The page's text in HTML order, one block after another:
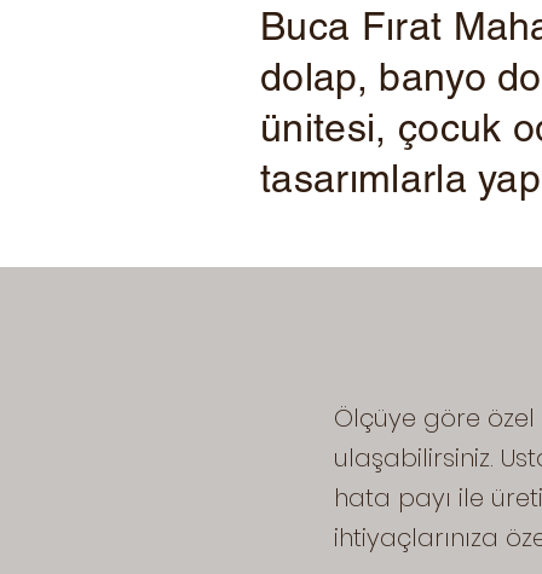
Buca Fırat
dolap, banyo
ünitesi, çocuk
tasarımlarla
Ölçüye göre
ulaşabilirsiniz.
hata payı ile
ihtiyaçlarınıza